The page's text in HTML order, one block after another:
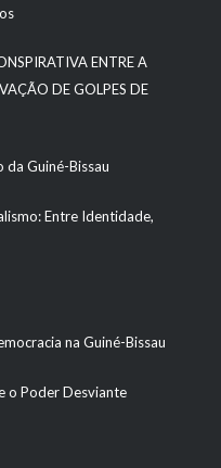
ENTRE A
DE GOLPES DE
da Guiné-Bissau
Entre Identidade,
na Guiné-Bissau
o Poder Desviante